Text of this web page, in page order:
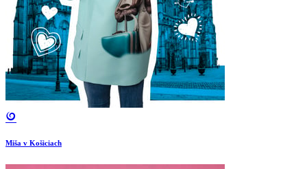
Miša v Košiciach